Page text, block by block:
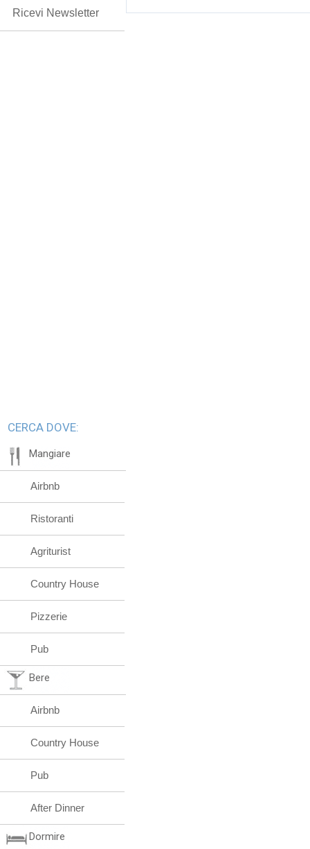
Ricevi Newsletter
CERCA DOVE:
Mangiare
Airbnb
Ristoranti
Agriturist
Country House
Pizzerie
Pub
Bere
Airbnb
Country House
Pub
After Dinner
Dormire